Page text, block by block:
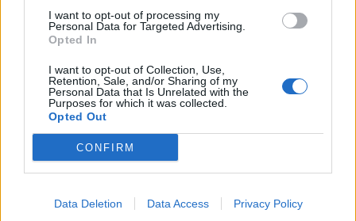
I want to opt-out of processing my
Personal Data for Targeted Advertising.
Opted In
I want to opt-out of Collection, Use,
Retention, Sale, and/or Sharing of my
Personal Data that Is Unrelated with the
Purposes for which it was collected.
Opted Out
CONFIRM
Data Deletion Data Access Privacy Policy
Quick Actions
The Municipality
The Mayor
Deputy Mayors
City Council